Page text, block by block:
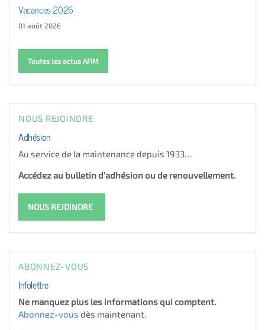
Vacances 2026
01 août 2026
Toutes les actus AFIM
NOUS REJOINDRE
Adhésion
Au service de la maintenance depuis 1933…
Accédez au bulletin d'adhésion ou de renouvellement.
NOUS REJOINDRE
ABONNEZ-VOUS
Infolettre
Ne manquez plus les informations qui comptent.
Abonnez-vous dès maintenant.